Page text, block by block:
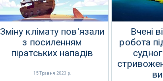
Зміну клімату пов'язали
з посиленням
піратських нападів
15 Травня 2023 р.
Вчені
робота